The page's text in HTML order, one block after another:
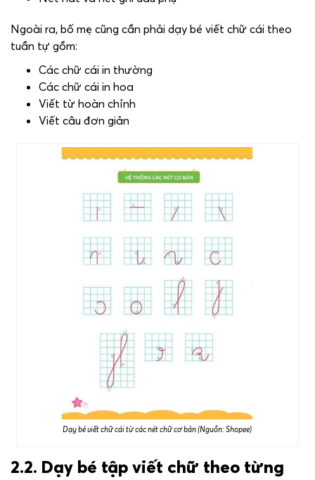
Ngoài ra, bố mẹ cũng cần phải dạy bé viết chữ cái theo
tuần tự gồm:
Các chữ cái in thường
Các chữ cái in hoa
Viết từ hoàn chỉnh
Viết câu đơn giản
Dạy bé viết chữ cái từ các nét chữ cơ bản (Nguồn: Shopee)
2.2. Dạy bé tập viết chữ theo từng